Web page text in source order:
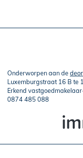
Onderworpen aan de
Luxemburgstraat 16 B te
Erkend
0874 485 088